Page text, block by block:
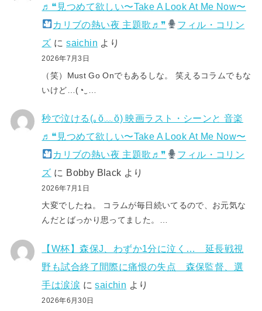
♬❝見つめて欲しい〜Take A Look At Me Now〜
カリブの熱い夜 主題歌♬❞
フィル・コリン
ズ にsaichin より
2026年7月3日
（笑）Must Go Onでもあるしな。 笑えるコラムでもな
いけど…(⁠◔⁠‿⁠…
秒で泣ける(⁠｡⁠ŏ⁠﹏⁠ŏ⁠) 映画ラスト・シーンと 音楽
♬❝見つめて欲しい〜Take A Look At Me Now〜
カリブの熱い夜 主題歌♬❞
フィル・コリン
ズ に Bobby Black より
2026年7月1日
大変でしたね。 コラムが毎日続いてるので、お元気な
んだとばっかり思ってました。…
【W杯】森保J、わずか1分に泣く… 延長戦視
野も試合終了間際に痛恨の失点 森保監督、選
手は涙涙 にsaichin より
2026年6月30日